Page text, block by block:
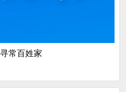
常百姓家